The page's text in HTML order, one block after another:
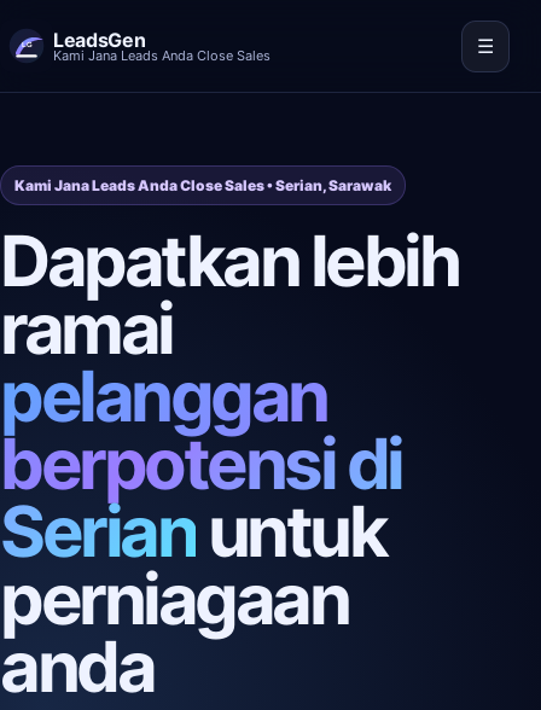
LeadsGen
Kami Jana Leads Anda Close Sales ☰
Kami Jana Leads Anda Close Sales • Serian, Sarawak
Dapatkan lebih
ramai
pelanggan
berpotensi di
Serianuntuk
perniagaan
anda